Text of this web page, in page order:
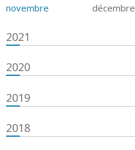
novembre
décembre
2021
2020
2019
2018